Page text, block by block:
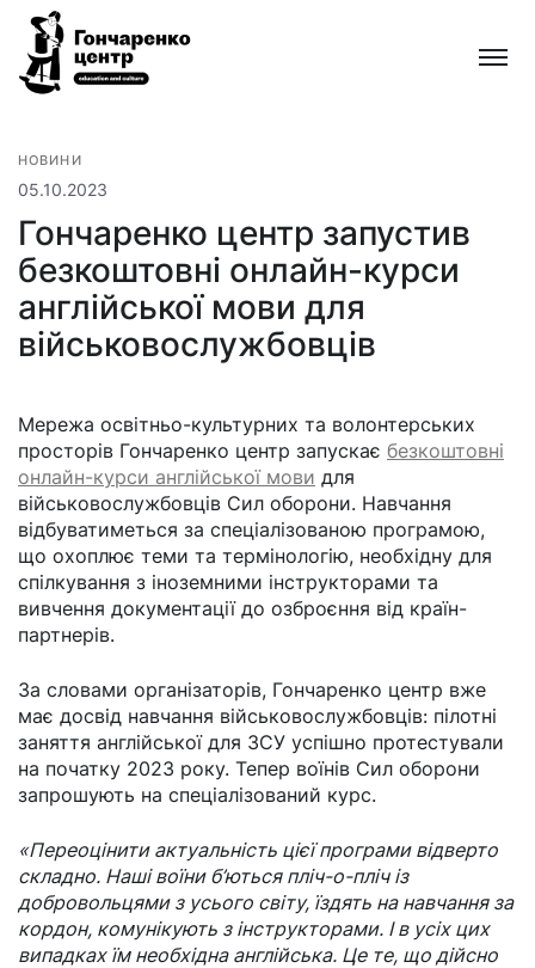
Гончаренко
центр
безкоштовних
відкритих
освітньо-
культурних
просторів
НОВИНИ
05.10.2023
Гончаренко центр запустив
безкоштовні онлайн-курси
англійської мови для
військовослужбовців
Мережа освітньо-культурних та волонтерських
просторів Гончаренко центр запускає безкоштовні
онлайн-курси англійської мови для
військовослужбовців Сил оборони. Навчання
відбуватиметься за спеціалізованою програмою,
що охоплює теми та термінологію, необхідну для
спілкування з іноземними інструкторами та
вивчення документації до озброєння від країн-
партнерів.
За словами організаторів, Гончаренко центр вже
має досвід навчання військовослужбовців: пілотні
заняття англійської для ЗСУ успішно протестували
на початку 2023 року. Тепер воїнів Сил оборони
запрошують на спеціалізований курс.
«Переоцінити актуальність цієї програми відверто
складно. Наші воїни б’ються пліч-о-пліч із
добровольцями з усього світу, їздять на навчання за
кордон, комунікують з інструкторами. І в усіх цих
випадках їм необхідна англійська. Це те, що дійсно